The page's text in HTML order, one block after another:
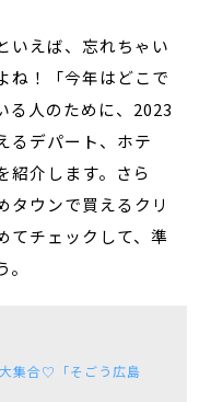
いえば、忘れちゃい
ね！「今年はどこで
る人のために、2023
るデパート、ホテ
紹介します。さら
タウンで買えるクリ
てチェックして、準
集合♡「そごう広島